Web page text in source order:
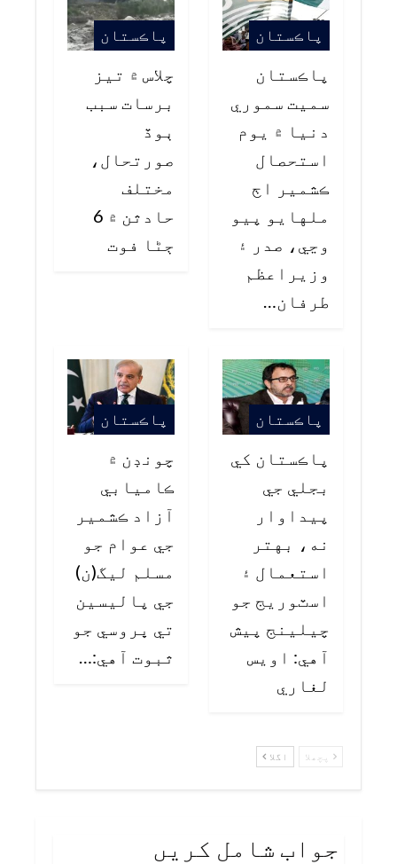
پاڪستان
پاڪستان
سميت سموري
دنيا ۾ يوم
استحصال
ڪشمير اڄ
ملهايو پيو
وڃي، صدر ۽
وزيراعظم
طرفان…
پاڪستان
چلاس ۾ تيز
برسات سبب
ٻوڏ
صورتحال،
مختلف
حادثن ۾ 6
ڄڻا فوت
پاڪستان
پاڪستان کي
بجلي جي
پيداوار
نه، بهتر
استعمال ۽
اسٽوريج جو
چيلينج پيش
آهي: اويس
لغاري
پاڪستان
چونڊن ۾
ڪاميابي
آزاد ڪشمير
جي عوام جو
مسلم ليگ(ن)
جي پاليسين
تي ڀروسي جو
ثبوت آهي:…
پچھلا اگلا
جواب شامل کریں